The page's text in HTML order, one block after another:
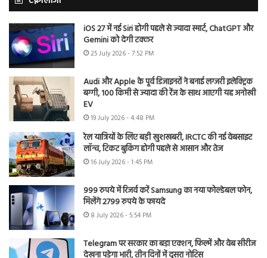
iOS 27 में नई Siri होगी पहले से ज्यादा स्मार्ट, ChatGPT और
Gemini को देगी टक्कर
25 July 2026 - 7:52 PM
Audi और Apple के पूर्व डिजाइनरों ने बनाई लग्जरी इलेक्ट्रिक
बग्गी, 100 किमी से ज्यादा की रेंज के साथ आएगी यह अनोखी
EV
19 July 2026 - 4:48 PM
रेल यात्रियों के लिए बड़ी खुशखबरी, IRCTC की नई वेबसाइट
लॉन्च, टिकट बुकिंग होगी पहले से आसान और तेज
16 July 2026 - 1:45 PM
999 रुपये में रिजर्व करें Samsung का नया फोल्डेबल फोन,
मिलेंगे 2799 रुपये के फायदे
8 July 2026 - 5:54 PM
Telegram पर सरकार का बड़ा एक्शन, फिल्में और वेब सीरीज
देखना पड़ेगा भारी, तीन दिनों में दूसरा नोटिस